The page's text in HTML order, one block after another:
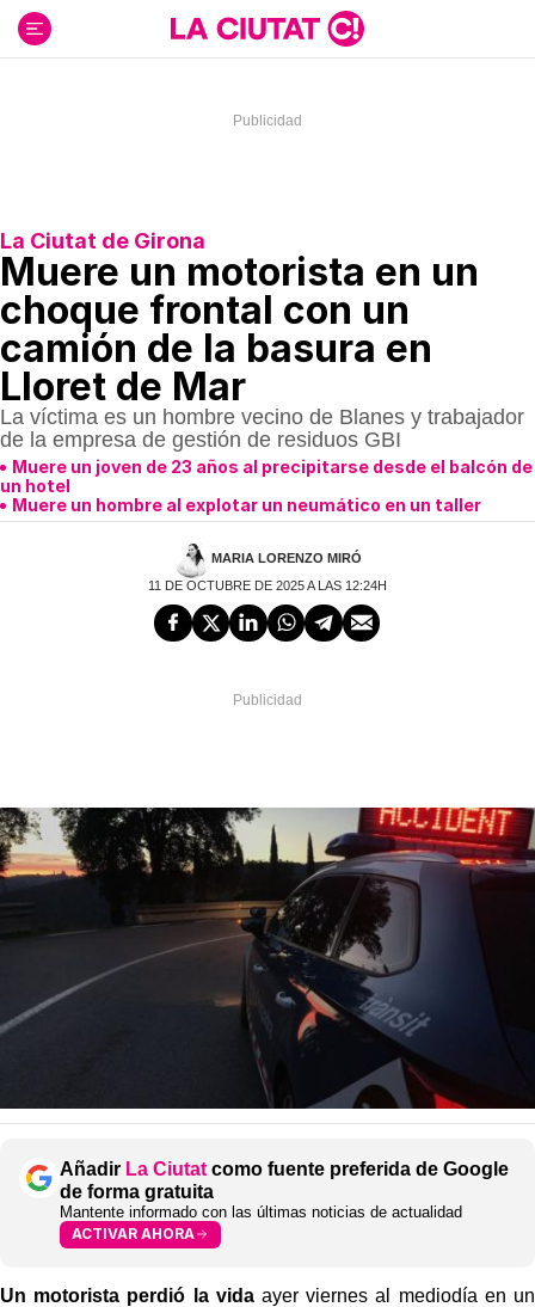
contenido
La Ciutat de Girona
Muere un motorista en un
choque frontal con un
camión de la basura en
Lloret de Mar
La víctima es un hombre vecino de Blanes y trabajador
de la empresa de gestión de residuos GBI
Muere un joven de 23 años al precipitarse desde el balcón de
un hotel
Muere un hombre al explotar un neumático en un taller
MARIA LORENZO MIRÓ
11 DE OCTUBRE DE 2025 A LAS 12:24H
Añadir La Ciutat como fuente preferida de Google
de forma gratuita
Mantente informado con las últimas noticias de actualidad
ACTIVAR AHORA
Un motorista perdió la vidaayer viernes al mediodía en un